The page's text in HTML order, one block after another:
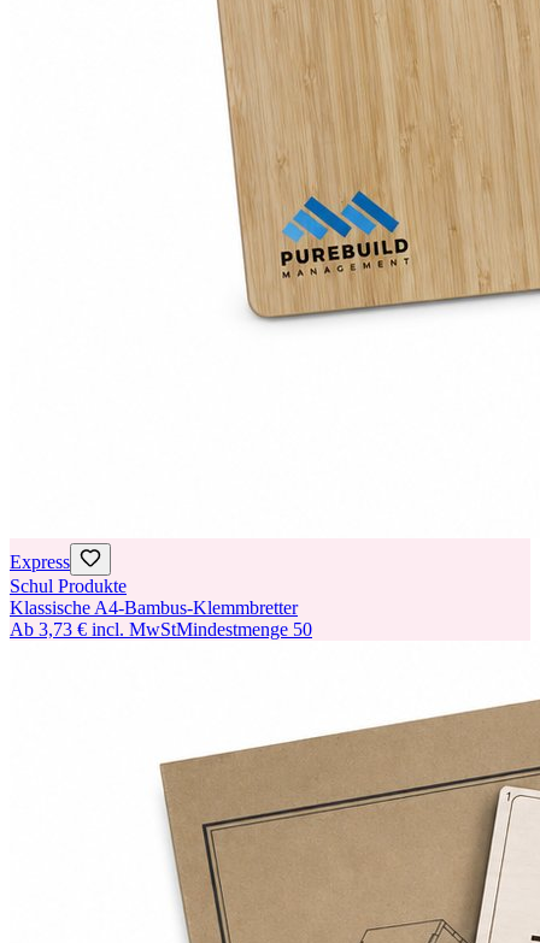
Express
Schul Produkte
Klassische A4-Bambus-Klemmbretter
Ab 3,73 € incl. MwStMindestmenge 50